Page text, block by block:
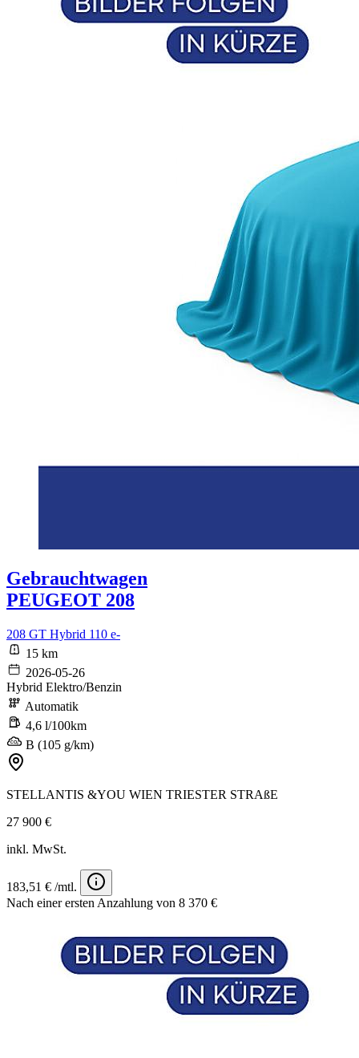
Gebrauchtwagen
PEUGEOT 208
208 GT Hybrid 110 e-
15 km
2026-05-26
Hybrid Elektro/Benzin
Automatik
4,6 l/100km
B (105 g/km)
STELLANTIS &YOU WIEN TRIESTER STRAßE
27 900 €
inkl. MwSt.
183,51 € /mtl.
Nach einer ersten Anzahlung von 8 370 €